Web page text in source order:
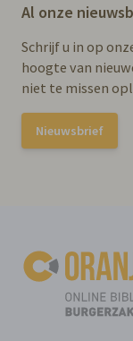
Al onze
Schrijf u in op
hoogte van
niet te missen
Nieuwsbrief